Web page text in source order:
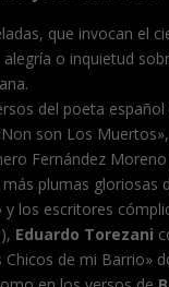
que invocan el
o inquietud
del poeta español
son Los
Fernández
plumas gloriosas
y los escritores
Eduardo Torezani
de mi Barrio»